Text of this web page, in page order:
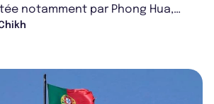
notamment par Phong Hua,
investissements d...